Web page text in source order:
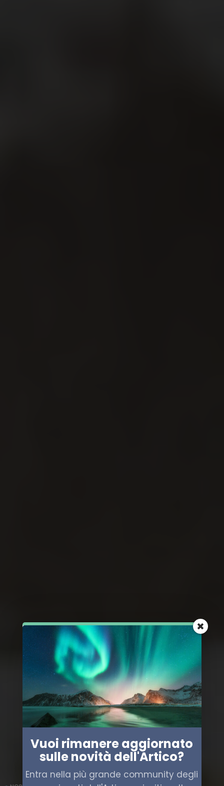
Vuoi rimanere aggiornato
sulle novità dell'Artico?
Entra nella più grande community degli